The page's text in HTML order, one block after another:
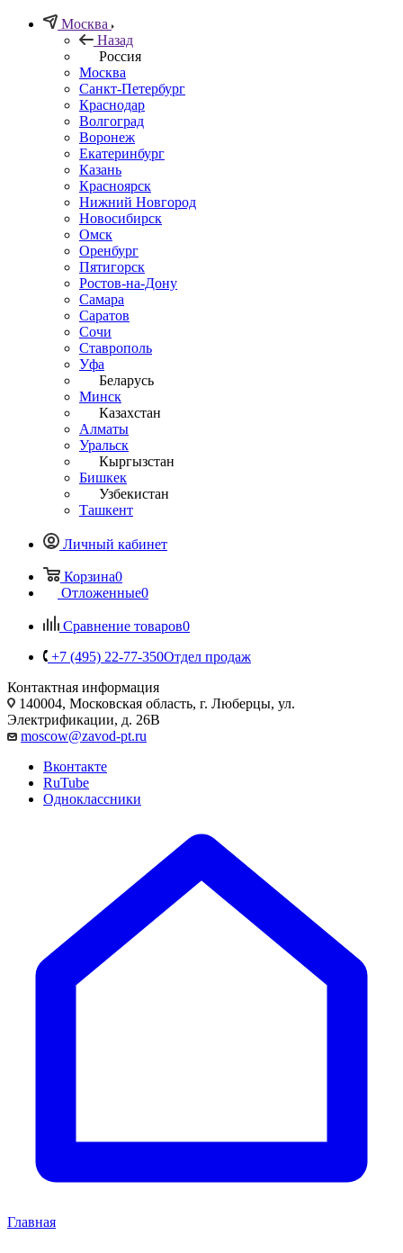
Москва
Назад
Россия
Москва
Санкт-Петербург
Краснодар
Волгоград
Воронеж
Екатеринбург
Казань
Красноярск
Нижний Новгород
Новосибирск
Омск
Оренбург
Пятигорск
Ростов-на-Дону
Самара
Саратов
Сочи
Ставрополь
Уфа
Беларусь
Минск
Казахстан
Алматы
Уральск
Кыргызстан
Бишкек
Узбекистан
Ташкент
Личный кабинет
Корзина0
Отложенные0
Сравнение товаров0
+7 (495) 22-77-350Отдел продаж
Контактная информация
140004, Московская область, г. Люберцы, ул.
Электрификации, д. 26В
moscow@zavod-pt.ru
Вконтакте
RuTube
Одноклассники
Главная